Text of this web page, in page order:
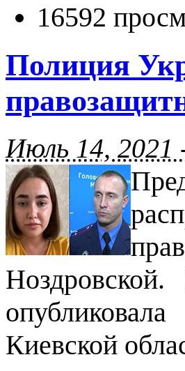
16592
Полиция
Июль 14, 2021
Киевской